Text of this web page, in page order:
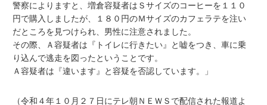
警察によりますと、増倉容疑者はＳサイズのコーヒーを１１０
円で購入しましたが、１８０円のＭサイズのカフェラテを注い
だところを見つけられ、男性に注意されました。
その際、Ａ容疑者は『トイレに行きたい』と嘘をつき、車に乗
り込んで逃走を図ったということです。
Ａ容疑者は『違います』と容疑を否認しています。」
（令和４年１０月２７日にテレ朝ＮＥＷＳで配信された報道よ